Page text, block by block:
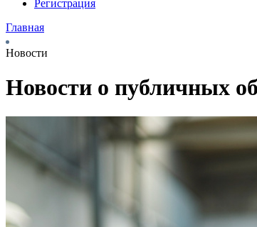
Регистрация
Главная
Новости
Новости о публичных